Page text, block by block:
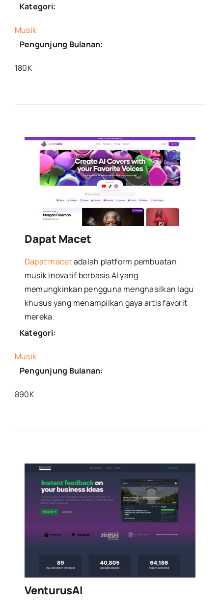
Kategori:
Musik
Pengunjung Bulanan:
180K
Dapat Macet
Dapat macetadalah platform pembuatan
musik inovatif berbasis AI yang
memungkinkan pengguna menghasilkan lagu
khusus yang menampilkan gaya artis favorit
mereka.
Kategori:
Musik
Pengunjung Bulanan:
890K
VenturusAI